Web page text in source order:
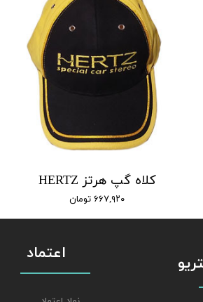
کلاه گپ هرتز HERTZ
۶۶۷,۹۲۰ تومان
اعتماد